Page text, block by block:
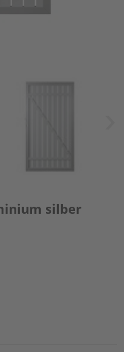
silber